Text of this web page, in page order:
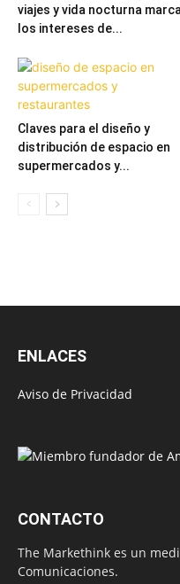
viajes y vida nocturna
los intereses de...
Claves para el diseño y
distribución de espacio en
supermercados y...
ENLACES
Aviso de Privacidad
CONTACTO
The Markethink es un
Comunicaciones.